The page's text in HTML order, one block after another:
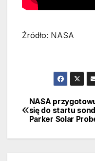
Źródło: NASA
wpisu
NASA
się do startu
Parker Solar